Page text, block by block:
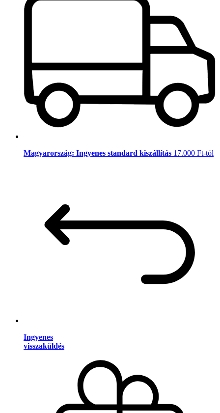
Magyarország: Ingyenes standard kiszállítás 17.000 Ft-tól
Ingyenes
visszaküldés